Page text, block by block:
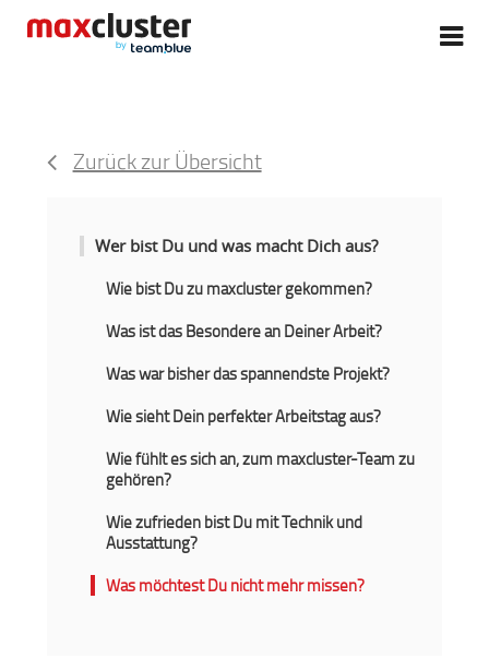
Zurück zur Übersicht
Wer bist Du und was macht Dich aus?
Wie bist Du zu maxcluster gekommen?
Was ist das Besondere an Deiner Arbeit?
Was war bisher das spannendste Projekt?
Wie sieht Dein perfekter Arbeitstag aus?
Wie fühlt es sich an, zum maxcluster-Team zu
gehören?
Wie zufrieden bist Du mit Technik und
Ausstattung?
Was möchtest Du nicht mehr missen?